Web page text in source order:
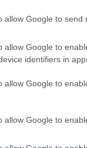
allow Google to send
allow Google to
identifiers in
allow Google to
allow Google to
στις 10/
τον Β’
ζωντανή